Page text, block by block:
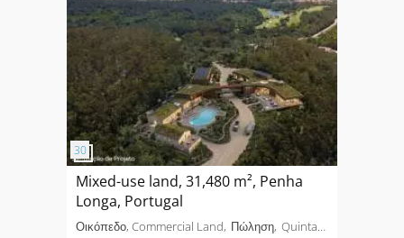
Mixed-use land, 31,480 m², Penha
Longa, Portugal
Οικόπεδο, Commercial Land Πώληση Quinta